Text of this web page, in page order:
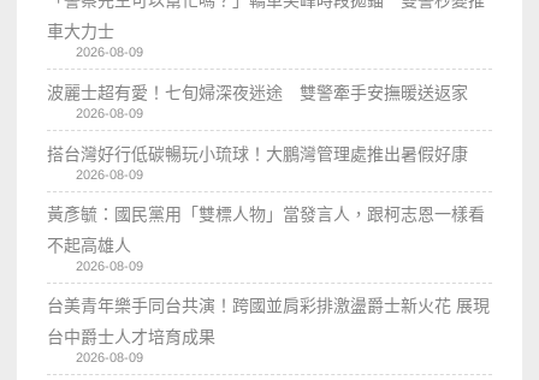
車大力士
2026-08-09
波麗士超有愛！七旬婦深夜迷途 雙警牽手安撫暖送返家
2026-08-09
搭台灣好行低碳暢玩小琉球！大鵬灣管理處推出暑假好康
2026-08-09
黃彥毓：國民黨用「雙標人物」當發言人，跟柯志恩一樣看
不起高雄人
2026-08-09
台美青年樂手同台共演！跨國並肩彩排激盪爵士新火花 展現
台中爵士人才培育成果
2026-08-09